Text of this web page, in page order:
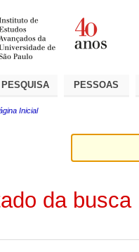
PESQUISA PESSOAS
Inicial
da busca